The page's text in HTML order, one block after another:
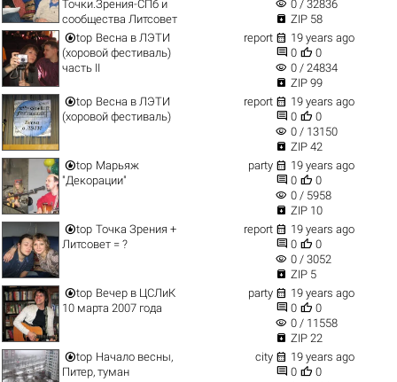
Точки.Зрения-СПб и
сообщества Литсовет
visibility 0 / 32836
 ZIP 58
top Весна в ЛЭТИ
(хоровой фестиваль)
часть II
report  19 years ago
 0  0
visibility 0 / 24834
 ZIP 99
top Весна в ЛЭТИ
(хоровой фестиваль)
report  19 years ago
 0  0
visibility 0 / 13150
 ZIP 42
top Марьяж
"Декорации"
party  19 years ago
 0  0
visibility 0 / 5958
 ZIP 10
top Точка Зрения +
Литсовет = ?
report  19 years ago
 0  0
visibility 0 / 3052
 ZIP 5
top Вечер в ЦСЛиК
10 марта 2007 года
party  19 years ago
 0  0
visibility 0 / 11558
 ZIP 22
top Начало весны,
Питер, туман
city  19 years ago
 0  0